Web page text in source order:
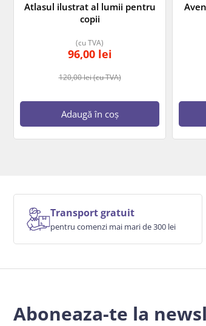
Atlasul ilustrat al lumii pentru
copii
120,00lei(cu TVA)
96,00 lei
(cu TVA)
Adaugă în coș
Transport gratuit
pentru comenzi mai mari de 300 lei
Aboneaza-te la